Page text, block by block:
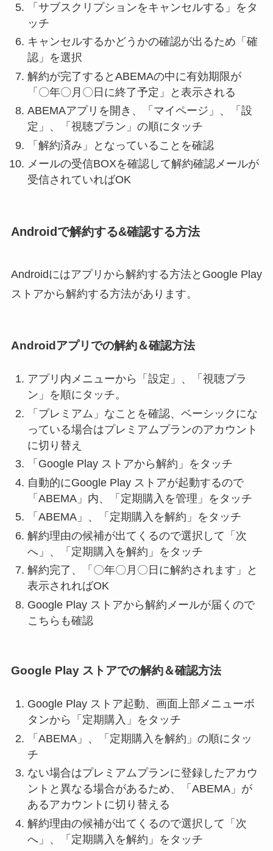
「サブスクリプションをキャンセルする」をタ
ッチ
キャンセルするかどうかの確認が出るため「確
認」を選択
解約が完了するとABEMAの中に有効期限が
「〇年〇月〇日に終了予定」と表示される
ABEMAアプリを開き、「マイページ」、「設
定」、「視聴プラン」の順にタッチ
「解約済み」となっていることを確認
メールの受信BOXを確認して解約確認メールが
受信されていればOK
Androidで解約する&確認する方法
Androidにはアプリから解約する方法とGoogle Play
ストアから解約する方法があります。
Androidアプリでの解約＆確認方法
アプリ内メニューから「設定」、「視聴プラ
ン」を順にタッチ。
「プレミアム」なことを確認、ベーシックにな
っている場合はプレミアムプランのアカウント
に切り替え
「Google Play ストアから解約」をタッチ
自動的にGoogle Play ストアが起動するので
「ABEMA」内、「定期購入を管理」をタッチ
「ABEMA」、「定期購入を解約」をタッチ
解約理由の候補が出てくるので選択して「次
へ」、「定期購入を解約」をタッチ
解約完了、「〇年〇月〇日に解約されます」と
表示されればOK
Google Play ストアから解約メールが届くので
こちらも確認
Google Play ストアでの解約＆確認方法
Google Play ストア起動、画面上部メニューボ
タンから「定期購入」をタッチ
「ABEMA」、「定期購入を解約」の順にタッ
チ
ない場合はプレミアムプランに登録したアカウ
ントと異なる場合があるため、「ABEMA」が
あるアカウントに切り替える
解約理由の候補が出てくるので選択して「次
へ」、「定期購入を解約」をタッチ